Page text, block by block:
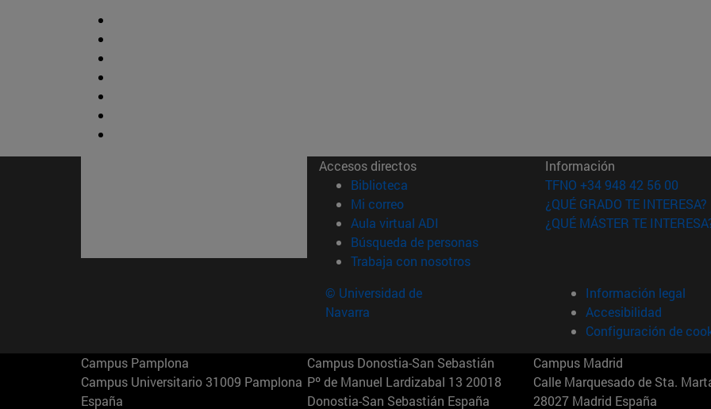
Accesos directos
Biblioteca (abre en nueva ventana)
Mi correo(abre en nueva ventana)
Aula virtual ADI (abre en nueva ventana)
Búsqueda de personas(abre en nueva ventana)
Trabaja con nosotros(abre en nueva ventana)
Información
TFNO +34 948 42 56 00
¿QUÉ GRADO TE INTERESA?
¿QUÉ MÁSTER TE
© Universidad de
Navarra
Información legal
Accesibilidad
Configuración de
Campus Pamplona
Campus Universitario 31009 Pamplona
España
Campus Donostia-San Sebastián
Pº de Manuel Lardizabal 13 20018
Donostia-San Sebastián España
Campus Madrid
Calle Marquesado de Sta.
28027 Madrid España